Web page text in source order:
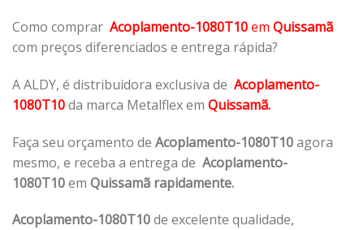
Como comprar Acoplamento-1080T10em Quissamã
com preços diferenciados e entrega rápida?
A ALDY, é distribuidora exclusiva de Acoplamento-
1080T10da marca Metalflex em Quissamã.
Faça seu orçamento de Acoplamento-1080T10agora
mesmo, e receba a entrega de Acoplamento-
1080T10em Quissamã rapidamente.
Acoplamento-1080T10de excelente qualidade,